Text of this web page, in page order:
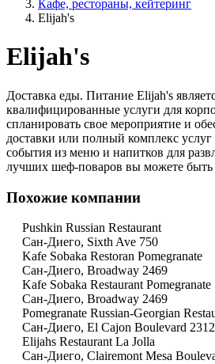
Кафе, рестораны, кейтеринг
Elijah's
Elijah's
Доставка еды. Питание Elijah's
квалифицированные услуги для
спланировать свое мероприятие и
доставки или полный комплекс
события из меню и напитков для
лучших шеф-поваров вы можете быть
Похожие компании
Pushkin Russian Restaurant
Сан-Диего, Sixth Ave 750
Kafe Sobaka Restoran Pomegranate
Сан-Диего, Broadway 2469
Kafe Sobaka Restaurant Pomegranate
Сан-Диего, Broadway 2469
Pomegranate Russian-Georgian
Сан-Диего, El Cajon Boulevard 2312
Elijahs Restaurant La Jolla
Сан-Диего, Clairemont Mesa